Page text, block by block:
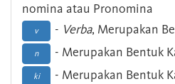
nomina atau Pronomina
v - Verba, Merupakan
n - Merupakan Bentuk
ki - Merupakan Bentuk